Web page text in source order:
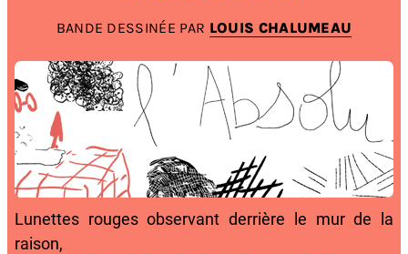
BANDE DESSINÉE PAR LOUIS CHALUMEAU
Lunettes rouges observant derrière le mur de la
raison,